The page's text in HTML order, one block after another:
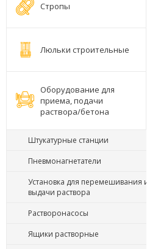
Стропы
Люльки строительные
Оборудование для
приема, подачи
раствора/бетона
Штукатурные станции
Пневмонагнетатели
Установка для перемешивания и
выдачи раствора
Растворонасосы
Ящики растворные